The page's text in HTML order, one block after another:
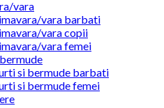
vara
vara barbati
vara copii
vara femei
si bermude barbati
si bermude femei